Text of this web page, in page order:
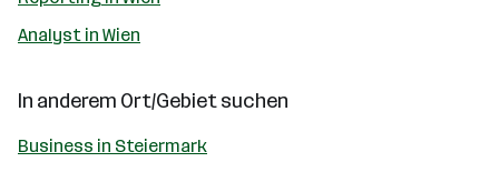
Analyst in Wien
In anderem Ort/Gebiet suchen
Business in Steiermark